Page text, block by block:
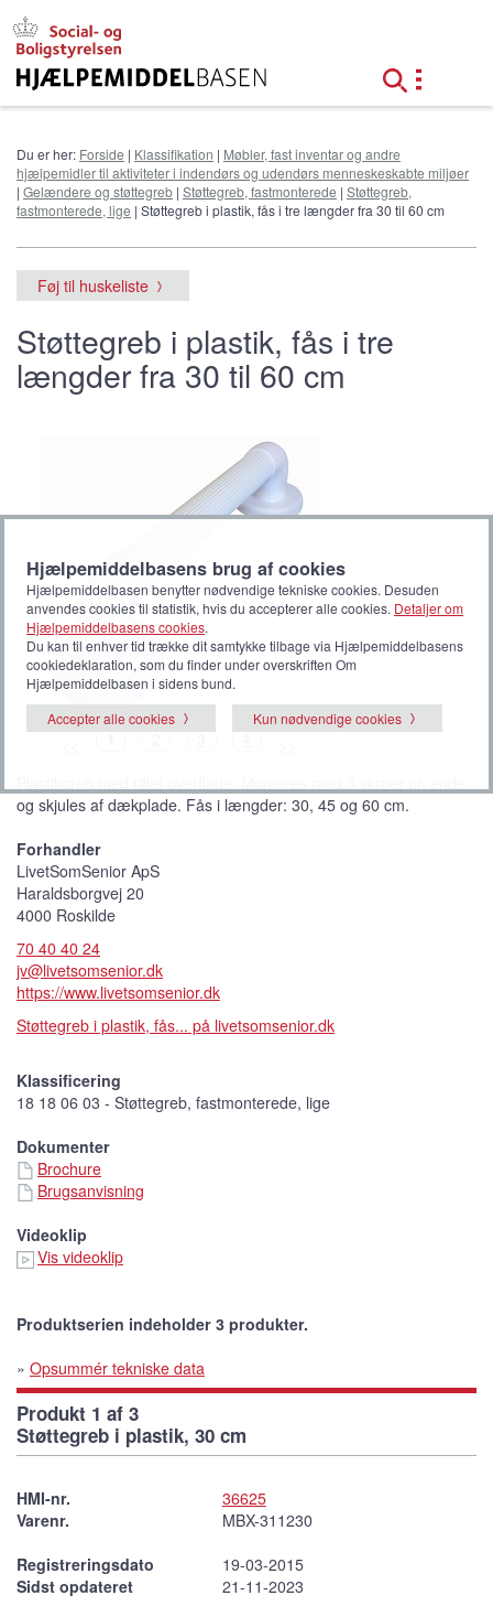
Du er her: Forside | Klassifikation | Møbler, fast inventar og andre
hjælpemidler til aktiviteter i indendørs og udendørs menneskeskabte miljøer
| Gelændere og støttegreb | Støttegreb, fastmonterede | Støttegreb,
fastmonterede, lige | Støttegreb i plastik, fås i tre længder fra 30 til 60 cm
Føj til huskeliste
Støttegreb i plastik, fås i tre
længder fra 30 til 60 cm
B
e
d
e
1(
t
b
i
e
)
B
e
d
e
2 B
e
d
e
3 B
e
d
e
4
og skjules af dækplade. Fås i længder: 30, 45 og 60 cm.
Forhandler
LivetSomSenior ApS
Haraldsborgvej 20
4000 Roskilde
70 40 40 24
jv@livetsomsenior.dk
https://www.livetsomsenior.dk
Støttegreb i plastik, fås... på livetsomsenior.dk
Klassificering
18 18 06 03 - Støttegreb, fastmonterede, lige
Dokumenter
Brochure
Brugsanvisning
Videoklip
Vis videoklip
Produktserien indeholder 3 produkter.
» Opsummér tekniske data
Produkt 1 af 3
Støttegreb i plastik, 30 cm
HMI-nr.
36625
Varenr.
MBX-311230
Registreringsdato
19-03-2015
Sidst opdateret
21-11-2023
Hjælpemiddelbasens brug af cookies
Hjælpemiddelbasen benytter nødvendige tekniske cookies. Desuden
anvendes cookies til statistik, hvis du accepterer alle cookies. Detaljer om
Hjælpemiddelbasens cookies.
Du kan til enhver tid trække dit samtykke tilbage via Hjælpemiddelbasens
cookiedeklaration, som du finder under overskriften Om
Hjælpemiddelbasen i sidens bund.
Accepter alle cookies
Kun nødvendige cookies